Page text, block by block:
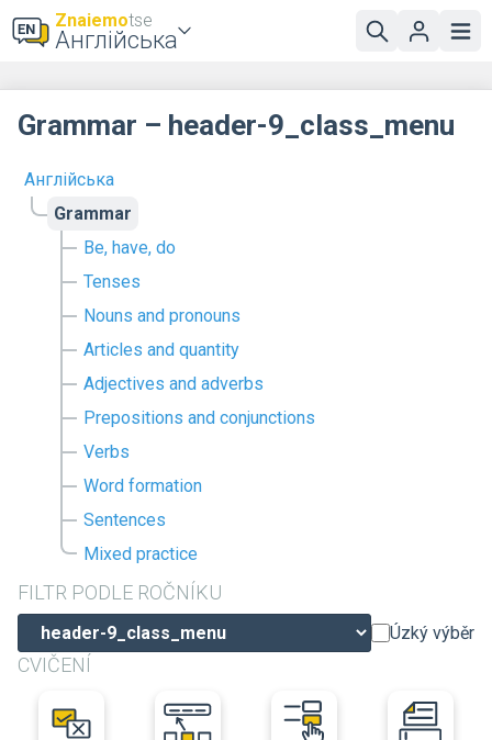
Znaiemotse
Англійська
Англійська
Grammar
Be, have, do
Tenses
Nouns and pronouns
Articles and quantity
Adjectives and adverbs
Prepositions and conjunctions
Verbs
Word formation
Sentences
Mixed practice
FILTR PODLE ROČNÍKU
Úzký výběr
CVIČENÍ
Grammar – header-9_class_menu